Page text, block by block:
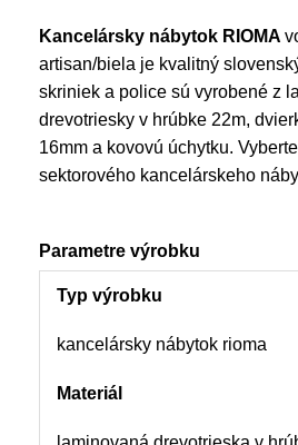
Kancelársky nábytok RIOMA
artisan/biela je kvalitný
skriniek a police sú vyrobené z
drevotriesky v hrúbke 22m,
16mm a kovovú úchytku.
sektorového kancelárskeho
Parametre výrobku
Typ výrobku
kancelársky nábytok
Materiál